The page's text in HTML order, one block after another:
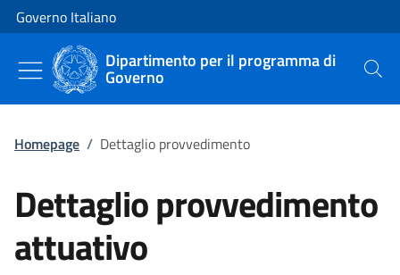
Vai al contenuto
Vai alla navigazione del sito
Governo Italiano
Dipartimento per il programma di
Governo Cerca
Homepage / Dettaglio provvedimento
Dettaglio provvedimento
attuativo